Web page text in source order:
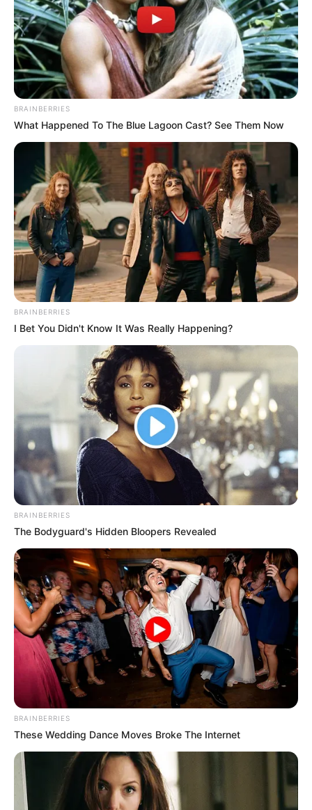
BRAINBERRIES
What Happened To The Blue Lagoon Cast? See Them Now
BRAINBERRIES
I Bet You Didn't Know It Was Really Happening?
BRAINBERRIES
The Bodyguard's Hidden Bloopers Revealed
BRAINBERRIES
These Wedding Dance Moves Broke The Internet